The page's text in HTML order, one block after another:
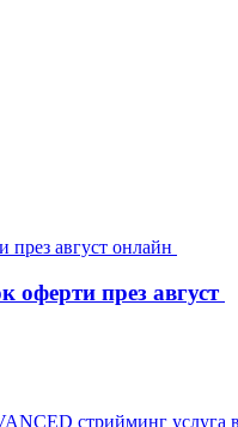
оферти през август